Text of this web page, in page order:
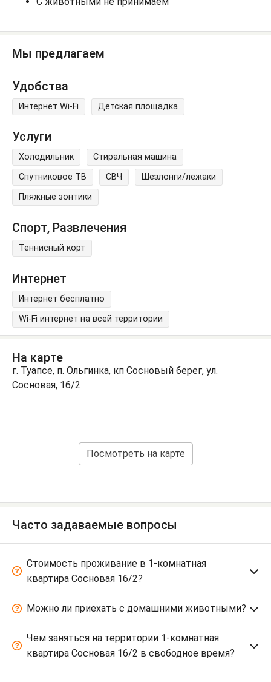
Мы предлагаем
Удобства
Интернет Wi-Fi Детская площадка
Услуги
Холодильник
Стиральная машина
Спутниковое ТВ
СВЧ
Шезлонги/лежаки
Пляжные зонтики
Спорт, Развлечения
Теннисный корт
Интернет
Интернет бесплатно
Wi-Fi интернет на всей территории
На карте
г. Туапсе, п. Ольгинка, кп Сосновый берег, ул.
Сосновая, 16/2
Посмотреть на карте
Часто задаваемые вопросы
Стоимость проживание в 1-комнатная
квартира Сосновая 16/2?
Можно ли приехать с домашними животными?
Чем заняться на территории 1-комнатная
квартира Сосновая 16/2 в свободное время?